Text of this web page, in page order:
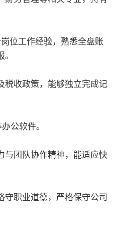
位工作经验，熟悉全盘账
税收政策，能够独立完成记
公软件。
与团队协作精神，能适应快
守职业道德，严格保守公司